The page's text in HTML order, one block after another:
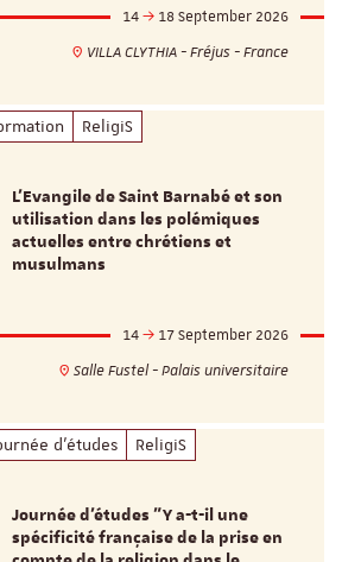
14
18 September 2026
VILLA CLYTHIA - Fréjus - France
ReligiS
L’Evangile de Saint Barnabé et son
utilisation dans les polémiques
actuelles entre chrétiens et
musulmans
14
17 September 2026
Salle Fustel - Palais universitaire
d'études ReligiS
Journée d’études "Y a-t-il une
spécificité française de la prise en